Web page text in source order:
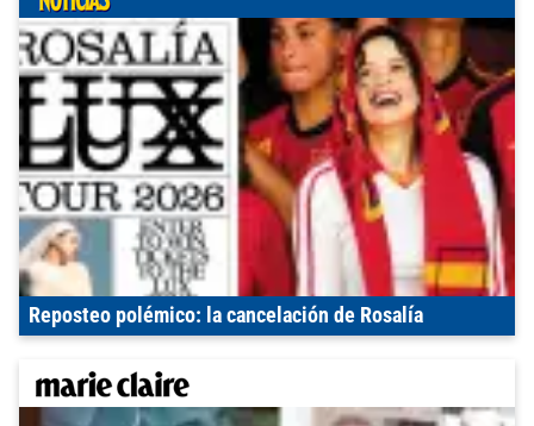
Reposteo polémico: la cancelación de Rosalía